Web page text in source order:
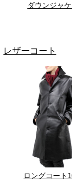
ダウンジャ
レザーコート
ロングコート